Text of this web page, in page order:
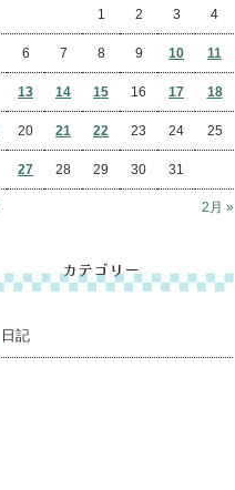
2月 »
1 2 3 4
6 7 8 9 10 11
13 14 15 16 17 18
20 21 22 23 24 25
27 28 29 30 31
カテゴリー
日記